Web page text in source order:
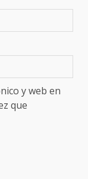
y web en
que